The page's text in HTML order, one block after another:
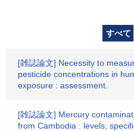
すべて
[雑誌論文] Necessity to
pesticide concentrations in
exposure : assessment.
[雑誌論文] Mercury
from Cambodia : levels,